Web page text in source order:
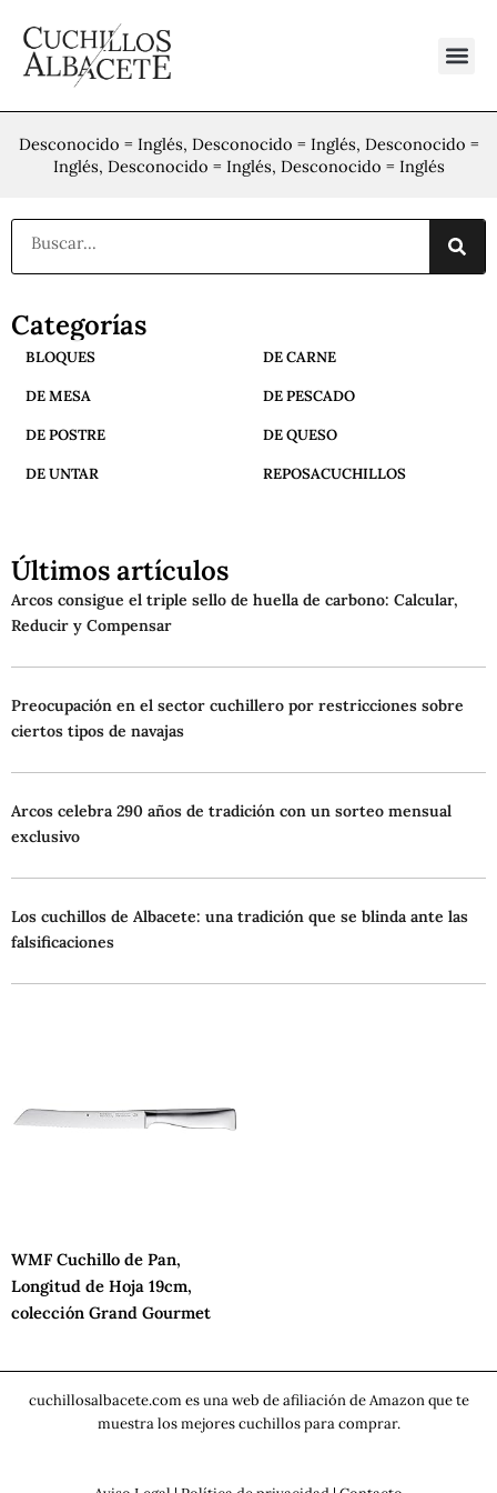
contenido
Desconocido = Inglés, Desconocido = Inglés, Desconocido =
Inglés, Desconocido = Inglés, Desconocido = Inglés
Buscar
Categorías
BLOQUES DE CARNE
DE MESA DE PESCADO
DE POSTRE DE QUESO
DE UNTAR REPOSACUCHILLOS
Últimos artículos
Arcos consigue el triple sello de huella de carbono: Calcular,
Reducir y Compensar
Preocupación en el sector cuchillero por restricciones sobre
ciertos tipos de navajas
Arcos celebra 290 años de tradición con un sorteo mensual
exclusivo
Los cuchillos de Albacete: una tradición que se blinda ante las
falsificaciones
WMF Cuchillo de Pan,
Longitud de Hoja 19cm,
colección Grand Gourmet
cuchillosalbacete.com es una web de afiliación de Amazon que te
muestra los mejores cuchillos para comprar.